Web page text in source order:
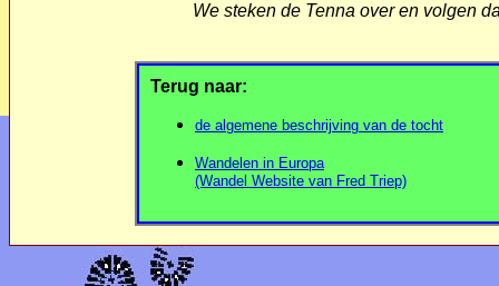
We steken de Tenna over en volgen
Terug naar:
de algemene beschrijving van de tocht
Wandelen in Europa
(Wandel Website van Fred Triep)